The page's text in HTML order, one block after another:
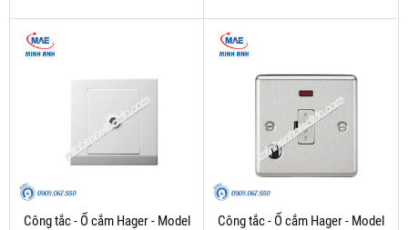
Công tắc - Ổ cắm Hager - Model
Công tắc - Ổ cắm Hager - Model